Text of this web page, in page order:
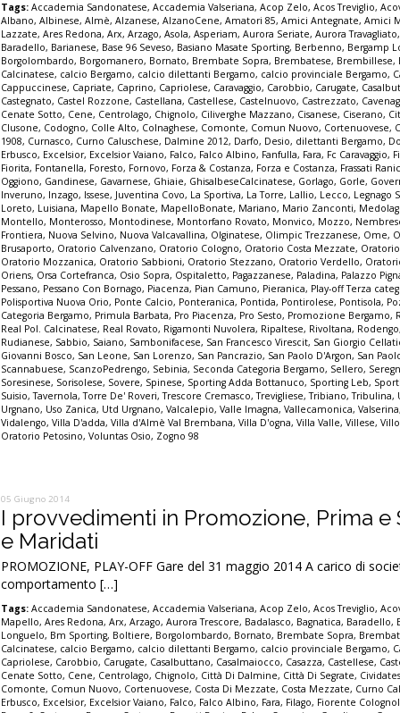
Tags: Accademia Sandonatese,Accademia Valseriana,Acop Zelo,Acos Treviglio,
Albano,Albinese,Almè,Alzanese,AlzanoCene,Amatori 85,Amici Antegnate,Amici
Lazzate,Ares Redona,Arx,Arzago,Asola,Asperiam,Aurora Seriate,Aurora Travagliato
Baradello, Barianese, Base 96 Seveso, Basiano Masate Sporting, Berbenno, Bergamp
Borgolombardo, Borgomanero, Bornato, Brembate Sopra, Brembatese, Brembillese,
Calcinatese, calcio Bergamo, calcio dilettanti Bergamo, calcio provinciale Bergamo,
Cappuccinese, Capriate, Caprino, Capriolese, Caravaggio, Carobbio, Carugate,
Castegnato, Castel Rozzone, Castellana, Castellese, Castelnuovo, Castrezzato,
Cenate Sotto, Cene, Centrolago, Chignolo, Ciliverghe Mazzano, Cisanese, Ciserano,
Clusone, Codogno, Colle Alto, Colnaghese, Comonte, Comun Nuovo, Cortenuovese,
1908, Curnasco, Curno Caluschese, Dalmine 2012, Darfo, Desio, dilettanti Bergamo,
Erbusco, Excelsior, Excelsior Vaiano, Falco, Falco Albino, Fanfulla, Fara, Fc Caravaggio,
Fiorita, Fontanella, Foresto, Fornovo, Forza & Costanza, Forza e Costanza, Frassati
Oggiono, Gandinese, Gavarnese, Ghiaie, GhisalbeseCalcinatese, Gorlago, Gorle,
Inveruno, Inzago, Issese, Juventina Covo, La Sportiva, La Torre, Lallio, Lecco, Legnago
Loreto, Luisiana, Mapello Bonate, MapelloBonate, Mariano, Mario Zanconti,
Montello, Monterosso, Montodinese, Montorfano Rovato, Monvico, Mozzo,
Frontiera, Nuova Selvino, Nuova Valcavallina, Olginatese, Olimpic Trezzanese, Ome,
Brusaporto, Oratorio Calvenzano, Oratorio Cologno, Oratorio Costa Mezzate,
Oratorio Mozzanica, Oratorio Sabbioni, Oratorio Stezzano, Oratorio Verdello,
Oriens, Orsa Cortefranca, Osio Sopra, Ospitaletto, Pagazzanese, Paladina, Palazzo
Pessano, Pessano Con Bornago, Piacenza, Pian Camuno, Pieranica, Play-off Terza
Polisportiva Nuova Orio, Ponte Calcio, Ponteranica, Pontida, Pontirolese, Pontisola,
Categoria Bergamo, Primula Barbata, Pro Piacenza, Pro Sesto, Promozione Bergamo,
Real Pol. Calcinatese, Real Rovato, Rigamonti Nuvolera, Ripaltese, Rivoltana, Rodengo,
Rudianese, Sabbio, Saiano, Sambonifacese, San Francesco Virescit, San Giorgio
Giovanni Bosco, San Leone, San Lorenzo, San Pancrazio, San Paolo D'Argon, San
Scannabuese, ScanzoPedrengo, Sebinia, Seconda Categoria Bergamo, Sellero,
Soresinese, Sorisolese, Sovere, Spinese, Sporting Adda Bottanuco, Sporting Leb,
Suisio,Tavernola,Torre De' Roveri,Trescore Cremasco,Trevigliese,Tribiano,Tribulina,
Urgnano, Uso Zanica, Utd Urgnano,Valcalepio,Valle Imagna,Vallecamonica,Valserina
Vidalengo,Villa D'adda,Villa d'Almè Val Brembana,Villa D'ogna,Villa Valle,Villese,
Oratorio Petosino,Voluntas Osio, Zogno 98
05 Giugno 2014
I provvedimenti in Promozione, Prima e
e Maridati
PROMOZIONE, PLAY-OFF Gare del 31 maggio 2014 A carico di
comportamento […]
Tags: Accademia Sandonatese,Accademia Valseriana,Acop Zelo,Acos Treviglio,
Mapello,Ares Redona,Arx,Arzago,Aurora Trescore, Badalasco, Bagnatica, Baradello,
Longuelo, Bm Sporting, Boltiere, Borgolombardo, Bornato, Brembate Sopra,
Calcinatese, calcio Bergamo, calcio dilettanti Bergamo, calcio provinciale Bergamo,
Capriolese, Carobbio, Carugate, Casalbuttano, Casalmaiocco, Casazza, Castellese,
Cenate Sotto, Cene, Centrolago, Chignolo, Città Di Dalmine, Città Di Segrate,
Comonte, Comun Nuovo, Cortenuovese, Costa Di Mezzate, Costa Mezzate, Curno
Erbusco, Excelsior, Excelsior Vaiano, Falco, Falco Albino, Fara, Filago, Fiorente